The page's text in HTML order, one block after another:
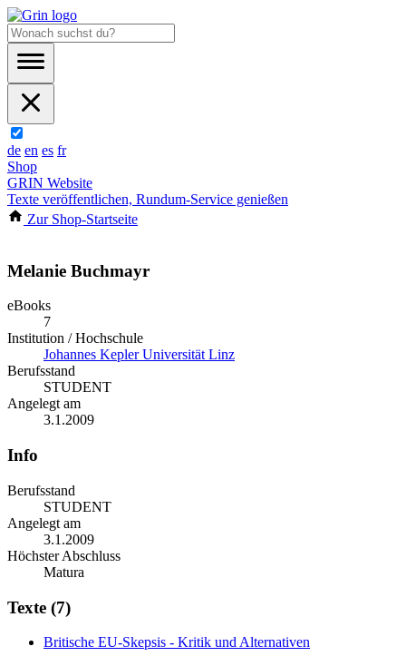
de en es fr
Shop
GRIN Website
Texte veröffentlichen, Rundum-Service genießen
Zur Shop-Startseite
Melanie Buchmayr
eBooks
7
Institution / Hochschule
Johannes Kepler Universität Linz
Berufsstand
STUDENT
Angelegt am
3.1.2009
Info
Berufsstand
STUDENT
Angelegt am
3.1.2009
Höchster Abschluss
Matura
Texte (7)
Britische EU-Skepsis - Kritik und Alternativen